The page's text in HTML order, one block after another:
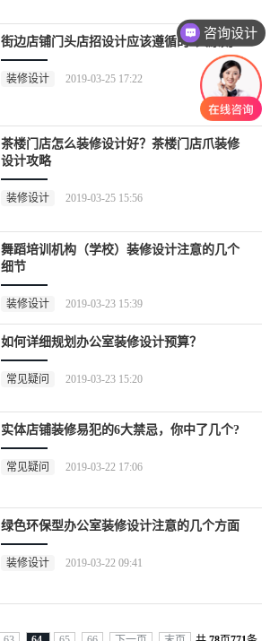
街边店铺门头店招设计应该遵循的5大原则
装修设计 2019-03-25 17:22
茶楼门店怎么装修设计好？茶楼门店爪装修
设计攻略
装修设计 2019-03-25 15:56
舞蹈培训机构（学校）装修设计注意的几个
细节
装修设计 2019-03-23 15:39
如何详细规划办公室装修设计预算？
常见疑问 2019-03-23 15:20
实体店铺装修易犯的6大禁忌，你中了几个?
常见疑问 2019-03-22 17:06
绿色环保型办公室装修设计注意的几个方面
装修设计 2019-03-22 09:41
咨询设计